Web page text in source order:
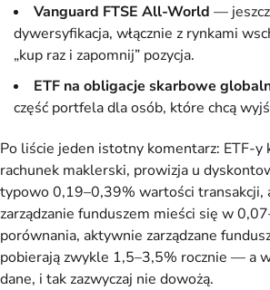
Vanguard FTSE All-World —
dywersyfikacja, włącznie z rynkami
„kup raz i zapomnij” pozycja.
ETF na obligacje skarbowe
część portfela dla osób, które chcą
Po liście jeden istotny komentarz: ETF-y
rachunek maklerski, prowizja u
typowo 0,19–0,39% wartości transakcji,
zarządzanie funduszem mieści się w
porównania, aktywnie zarządzane
pobierają zwykle 1,5–3,5% rocznie — a
dane, i tak zazwyczaj nie dowożą.